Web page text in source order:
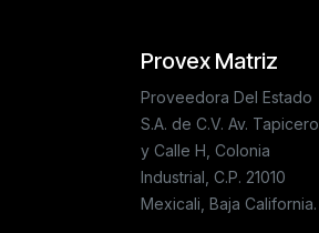
Provex Matriz
Proveedora Del Estado
S.A. de C.V. Av. Tapicero
y Calle H, Colonia
Industrial, C.P. 21010
Mexicali, Baja California.